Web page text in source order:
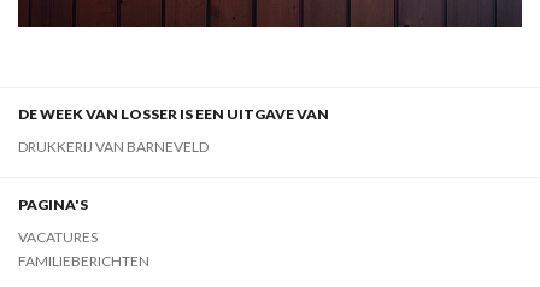
DE WEEK VAN LOSSER IS EEN UITGAVE VAN
DRUKKERIJ VAN BARNEVELD
PAGINA'S
VACATURES
FAMILIEBERICHTEN